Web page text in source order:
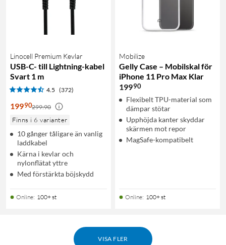
Linocell Premium Kevlar
USB-C- till Lightning-kabel
Svart 1 m
4.5 (372)
19990299:90
Finns i 6 varianter
10 gånger tåligare än vanlig
laddkabel
Kärna i kevlar och
nylonflätat yttre
Med förstärkta böjskydd
Online: 100+ st
Mobilize
Gelly Case – Mobilskal för
iPhone 11 Pro Max Klar
19990
Flexibelt TPU-material som
dämpar stötar
Upphöjda kanter skyddar
skärmen mot repor
MagSafe-kompatibelt
Online: 100+ st
VISA FLER